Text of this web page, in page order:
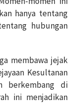
hanya tentang
hubungan
membawa jejak
Kesultanan
berkembang di
ini menjadikan